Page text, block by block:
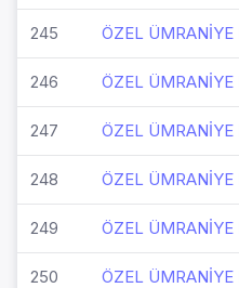
245 ÖZEL
246 ÖZEL ÜMRANİYE
247 ÖZEL
248 ÖZEL ÜMRANİYE
249 ÖZEL
250 ÖZEL ÜMRANİYE